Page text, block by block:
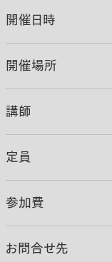
開催日時
開催場所
講師
定員
参加費
お問合せ先